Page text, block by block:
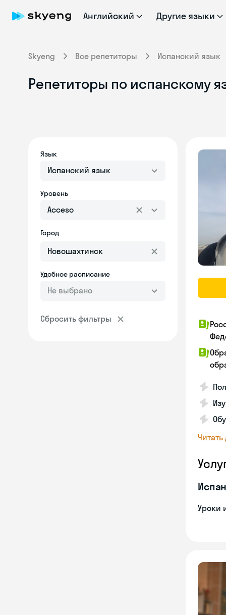
Английский Другие языки
Skyeng Все репетиторы Испанский язык
Репетиторы по испанскому
Язык
Испанский язык
Уровень
Acceso
Город
Удобное расписание
Не выбрано
Сбросить фильтры
Уроки